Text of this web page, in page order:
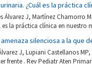
¿Cuál es la práctica
Álvarez J, Martínez Chamorro
la práctica clínica en nuestro
silenciosa a la que
J, Lupiani Castellanos
frente . Rev Pediatr Aten